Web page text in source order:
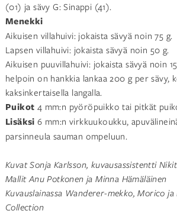
(01) ja sävy G: Sinappi (41).
Menekki
Aikuisen villahuivi: jokaista sävyä noin 75 g.
Lapsen villahuivi: jokaista sävyä noin 50 g.
Aikuisen puuvillahuivi: jokaista sävyä noin
helpoin on hankkia lankaa 200 g per sävy,
kaksinkertaisella langalla.
Puikot 4 mm:n pyöröpuikko tai pitkät
Lisäksi 6 mm:n virkkuukoukku,
parsinneula sauman ompeluun.
Kuvat Sonja Karlsson, kuvausassistentti
Mallit Anu Potkonen ja Minna Hämäläinen
Kuvauslainassa Wanderer-mekko, Morico
Collection